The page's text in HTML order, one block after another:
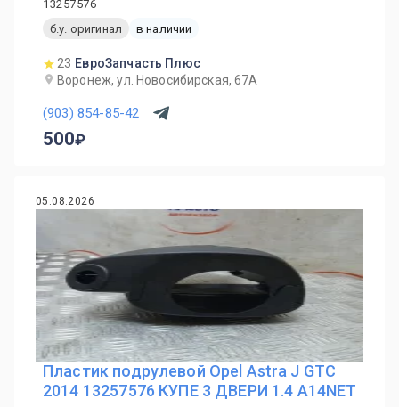
13257576
б.у. оригинал
в наличии
23 ЕвроЗапчасть Плюс
Воронеж, ул. Новосибирская, 67А
(903) 854-85-42
500
05.08.2026
Пластик подрулевой Opel Astra J GTC
2014 13257576 КУПЕ 3 ДВЕРИ 1.4 A14NET